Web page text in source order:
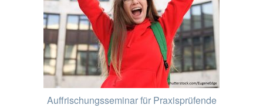
Auffrischungsseminar für Praxisprüfende